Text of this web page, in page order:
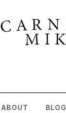
ABOUT BLOG